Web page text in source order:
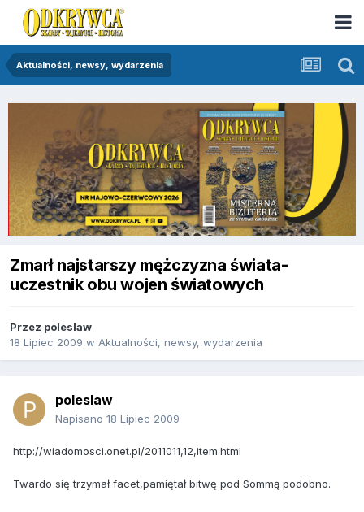
Aktualności, newsy, wydarzenia
Zmarł najstarszy mężczyzna świata-
uczestnik obu wojen światowych
Przez poleslaw
18 Lipiec 2009 w Aktualności, newsy, wydarzenia
poleslaw
Napisano 18 Lipiec 2009
http://wiadomosci.onet.pl/2011011,12,item.html
Twardo się trzymał facet,pamiętał bitwę pod Sommą podobno.